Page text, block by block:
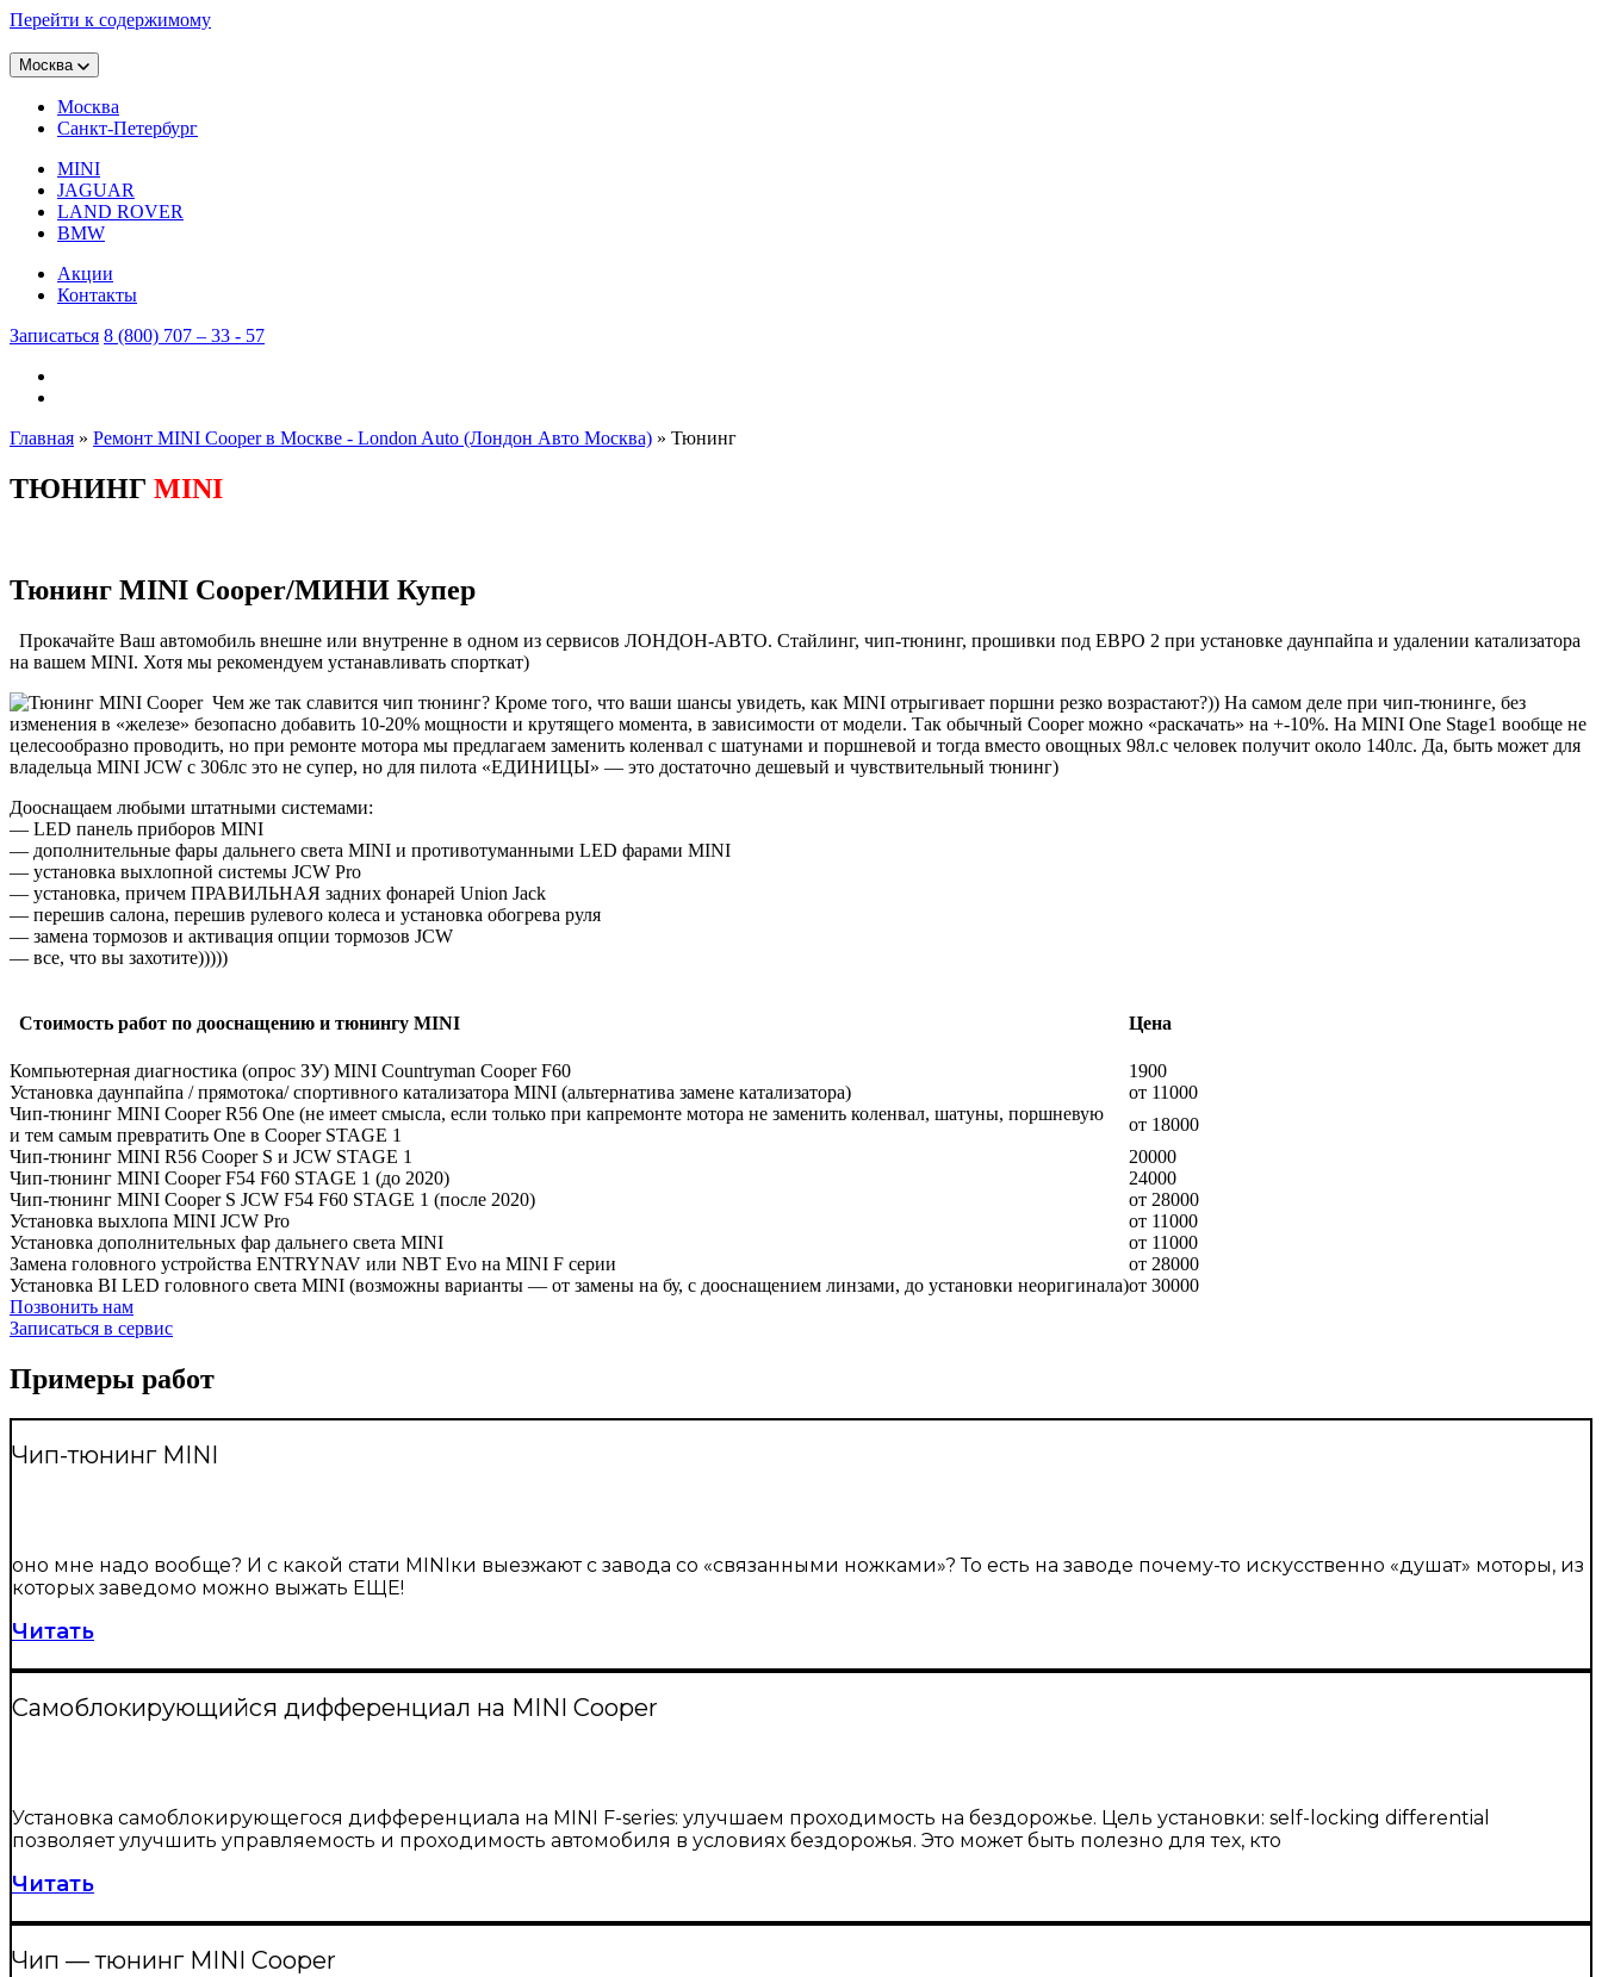
Перейти к содержимому
Москва
Москва
Санкт-Петербург
MINI
JAGUAR
LAND ROVER
BMW
Акции
Контакты
Записаться 8 (800) 707 – 33 - 57
Главная » Ремонт MINI Cooper в Москве - London Auto (Лондон Авто Москва) » Тюнинг
ТЮНИНГ MINI
Тюнинг MINI Cooper/МИНИ Купер
Прокачайте Ваш автомобиль внешне или внутренне в одном из сервисов ЛОНДОН-АВТО. Стайлинг, чип-тюнинг, прошивки под ЕВРО 2 при установке даунпайпа и удалении катализатора
на вашем MINI. Хотя мы рекомендуем устанавливать спорткат)
Чем же так славится чип тюнинг? Кроме того, что ваши шансы увидеть, как MINI отрыгивает поршни резко возрастают?)) На самом деле при чип-тюнинге, без
изменения в «железе» безопасно добавить 10-20% мощности и крутящего момента, в зависимости от модели. Так обычный Cooper можно «раскачать» на +-10%. На MINI One Stage1 вообще не
целесообразно проводить, но при ремонте мотора мы предлагаем заменить коленвал с шатунами и поршневой и тогда вместо овощных 98л.с человек получит около 140лс. Да, быть может для
владельца MINI JCW с 306лс это не супер, но для пилота «ЕДИНИЦЫ» — это достаточно дешевый и чувствительный тюнинг)
Дооснащаем любыми штатными системами:
— LED панель приборов MINI
— дополнительные фары дальнего света MINI и противотуманными LED фарами MINI
— установка выхлопной системы JCW Pro
— установка, причем ПРАВИЛЬНАЯ задних фонарей Union Jack
— перешив салона, перешив рулевого колеса и установка обогрева руля
— замена тормозов и активация опции тормозов JCW
— все, что вы захотите)))))
Стоимость работ по дооснащению и тюнингу MINI Цена
Компьютерная диагностика (опрос ЗУ) MINI Countryman Cooper F60
1900
Установка даунпайпа / прямотока/ спортивного катализатора MINI (альтернатива замене катализатора)
от 11000
Чип-тюнинг MINI Cooper R56 One (не имеет смысла, если только при капремонте мотора не заменить коленвал, шатуны, поршневую
и тем самым превратить One в Cooper STAGE 1
от 18000
Чип-тюнинг MINI R56 Cooper S и JCW STAGE 1
20000
Чип-тюнинг MINI Cooper F54 F60 STAGE 1 (до 2020)
24000
Чип-тюнинг MINI Cooper S JCW F54 F60 STAGE 1 (после 2020)
от 28000
Установка выхлопа MINI JCW Pro
от 11000
Установка дополнительных фар дальнего света MINI
от 11000
Замена головного устройства ENTRYNAV или NBT Evo на MINI F серии
от 28000
Установка BI LED головного света MINI (возможны варианты — от замены на бу, с дооснащением линзами, до установки неоригинала)от 30000
Позвонить нам
Записаться в сервис
Примеры работ
Чип-тюнинг MINI
оно мне надо вообще? И с какой стати MINIки выезжают с завода со «связанными ножками»? То есть на заводе почему-то искусственно «душат» моторы, из
которых заведомо можно выжать ЕЩЕ!
Читать
Самоблокирующийся дифференциал на MINI Cooper
Установка самоблокирующегося дифференциала на MINI F-series: улучшаем проходимость на бездорожье. Цель установки: self-locking differential
позволяет улучшить управляемость и проходимость автомобиля в условиях бездорожья. Это может быть полезно для тех, кто
Читать
Чип — тюнинг MINI Cooper